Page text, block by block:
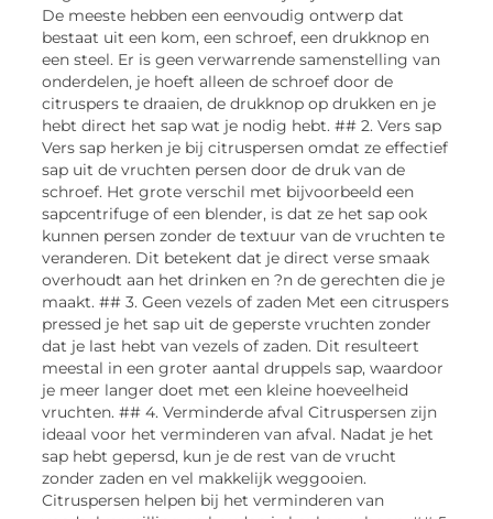
De meeste hebben een eenvoudig ontwerp dat
bestaat uit een kom, een schroef, een drukknop en
een steel. Er is geen verwarrende samenstelling van
onderdelen, je hoeft alleen de schroef door de
citruspers te draaien, de drukknop op drukken en je
hebt direct het sap wat je nodig hebt. ## 2. Vers sap
Vers sap herken je bij citruspersen omdat ze effectief
sap uit de vruchten persen door de druk van de
schroef. Het grote verschil met bijvoorbeeld een
sapcentrifuge of een blender, is dat ze het sap ook
kunnen persen zonder de textuur van de vruchten te
veranderen. Dit betekent dat je direct verse smaak
overhoudt aan het drinken en ?n de gerechten die je
maakt. ## 3. Geen vezels of zaden Met een citruspers
pressed je het sap uit de geperste vruchten zonder
dat je last hebt van vezels of zaden. Dit resulteert
meestal in een groter aantal druppels sap, waardoor
je meer langer doet met een kleine hoeveelheid
vruchten. ## 4. Verminderde afval Citruspersen zijn
ideaal voor het verminderen van afval. Nadat je het
sap hebt gepersd, kun je de rest van de vrucht
zonder zaden en vel makkelijk weggooien.
Citruspersen helpen bij het verminderen van